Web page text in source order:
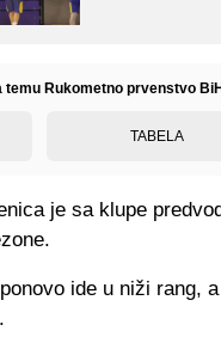
Rukometno prvenstvo
TABELA
je sa klupe
ide u niži rang,